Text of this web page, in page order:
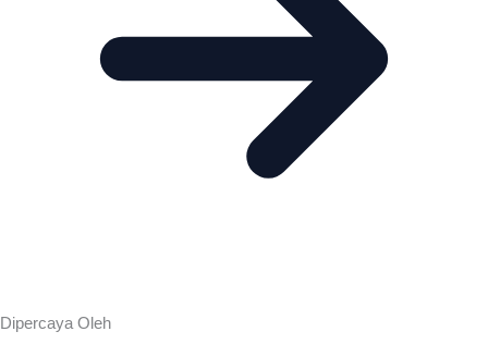
Dipercaya Oleh